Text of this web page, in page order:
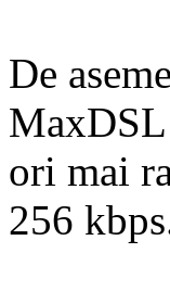
De
MaxDSL
ori mai
256